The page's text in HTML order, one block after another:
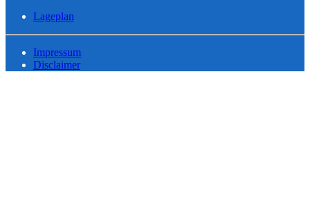
Lageplan
Impressum
Disclaimer